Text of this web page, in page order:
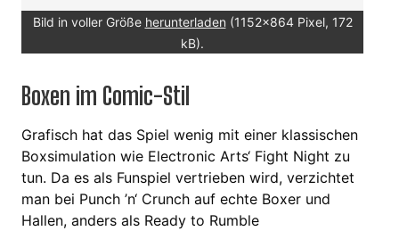
Bild in voller Größe herunterladen (1152x864 Pixel, 172
kB).
Boxen im Comic-Stil
Grafisch hat das Spiel wenig mit einer klassischen
Boxsimulation wie Electronic Arts‘ Fight Night zu
tun. Da es als Funspiel vertrieben wird, verzichtet
man bei Punch ’n‘ Crunch auf echte Boxer und
Hallen, anders als Ready to Rumble